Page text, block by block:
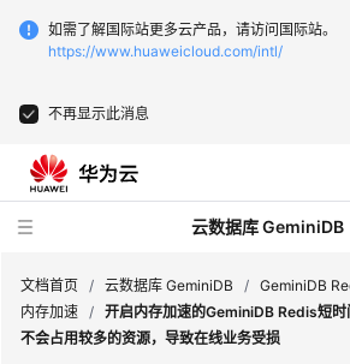
如需了解国际站更多云产品，请访问国际站。
https://www.huaweicloud.com/intl/
不再显示此消息
云数据库 GeminiDB
文档首页 / 云数据库 GeminiDB / GeminiDB
内存加速 / 开启内存加速的GeminiDB Redis短
不会占用较多的资源，导致在线业务受损